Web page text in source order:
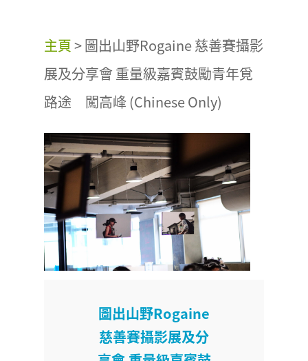
主頁>圖出山野Rogaine 慈善賽攝影
展及分享會 重量級嘉賓鼓勵青年覓
路途 闖高峰 (Chinese Only)
圖出山野Rogaine
慈善賽攝影展及分